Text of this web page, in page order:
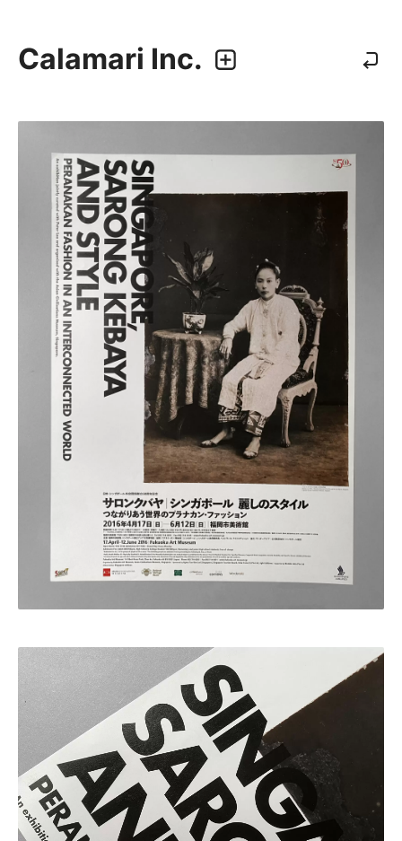
Calamari Inc.
業務内容
・グラフィックデザイン
・エディトリアルデザイン
・ウェブデザイン／構築
・アプリケーション、UI/UXデザイン
・プロダクトデザイン
デザイナー
・尾中 俊介
・田中 慶二